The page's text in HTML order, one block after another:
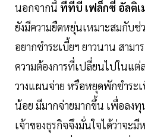
นอกจากนี้ ทีทีบี เฟล็กซี่ อัลติเ
ยังมีความยืดหยุ่นเหมาะสมกับช่
อยากชำระเบี้ยฯ ยาวนาน สาม
ความต้องการที่เปลี่ยนไปในแต่
วางแผนจ่าย หรือหยุดพักชำระ
น้อย มีมากจ่ายมากขึ้น เพื่อลง
เจ้าของธุรกิจจึงมั่นใจได้ว่าจ